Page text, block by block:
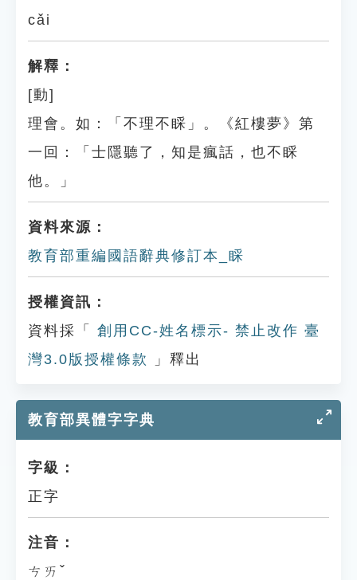
cǎi
解釋：
[動]
理會。如：「不理不睬」。《紅樓夢》第
一回：「士隱聽了，知是瘋話，也不睬
他。」
資料來源：
教育部重編國語辭典修訂本_睬
授權資訊：
資料採「
創用CC-姓名標示- 禁止改作 臺
灣3.0版授權條款
」釋出
教育部異體字字典
字級：
正字
注音：
ㄘㄞˇ